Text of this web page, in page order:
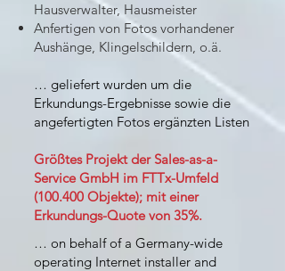
Hausverwalter, Hausmeister
Anfertigen von Fotos vorhandener
Aushänge, Klingelschildern, o.ä.
… geliefert wurden um die
Erkundungs-Ergebnisse sowie die
angefertigten Fotos ergänzten Listen
Größtes Projekt der Sales-as-a-
Service GmbH im FTTx-Umfeld
(100.400 Objekte); mit einer
Erkundungs-Quote von 35%.
… on behalf of a Germany-wide
operating Internet installer and